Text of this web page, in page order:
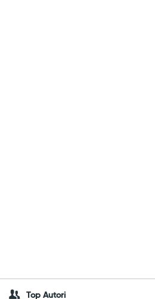
Top Autori